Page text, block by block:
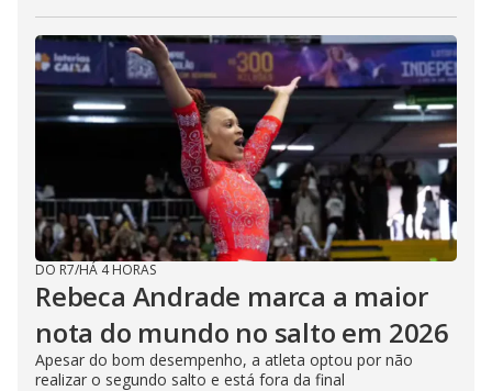
DO R7/HÁ 4 HORAS
Rebeca Andrade marca a maior
nota do mundo no salto em 2026
Apesar do bom desempenho, a atleta optou por não
realizar o segundo salto e está fora da final